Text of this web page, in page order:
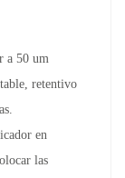
a 50 um
retentivo
en
las